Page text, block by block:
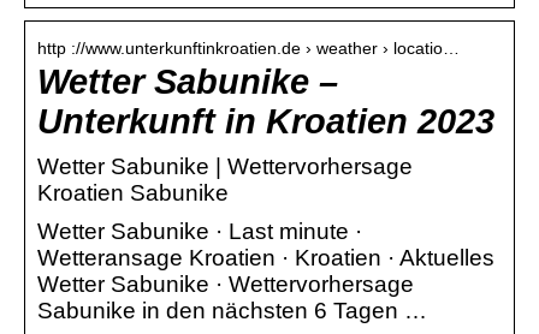
http ://www.unterkunftinkroatien.de › weather › locatio…
Wetter Sabunike –
Unterkunft in Kroatien 2023
Wetter Sabunike | Wettervorhersage
Kroatien Sabunike
Wetter Sabunike · Last minute ·
Wetteransage Kroatien · Kroatien · Aktuelles
Wetter Sabunike · Wettervorhersage
Sabunike in den nächsten 6 Tagen …